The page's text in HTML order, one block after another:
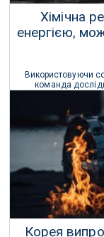
Хімічна
енергією,
Використовуючи
команда
хімічної
Корея